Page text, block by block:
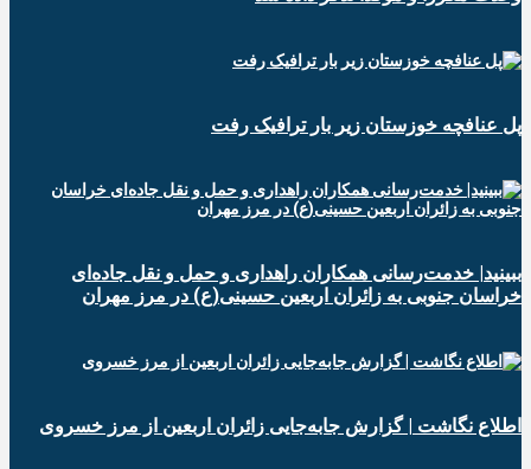
پل عنافچه خوزستان زیر بار ترافیک رفت
ببینید| خدمت‌رسانی همکاران راهداری و حمل و نقل جاده‌ای
خراسان جنوبی به زائران اربعین حسینی(ع) در مرز مهران
️اطلاع نگاشت | گزارش جابه‌جایی زائران اربعین از مرز خسروی